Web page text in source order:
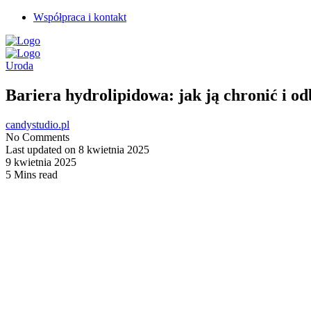
Współpraca i kontakt
Uroda
Bariera hydrolipidowa: jak ją chronić i
candystudio.pl
No Comments
Last updated on 8 kwietnia 2025
9 kwietnia 2025
5 Mins read